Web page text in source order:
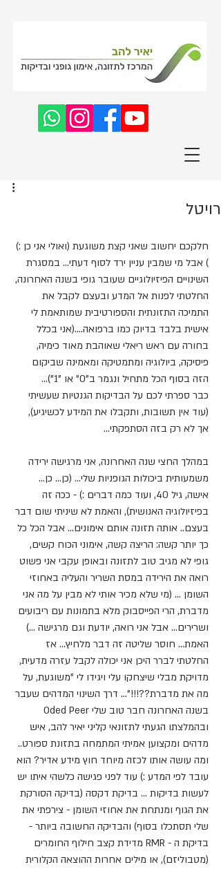
רויטל
חלקכם יחשוב שאני קצת משוגעת (ואולי אני כן :)
) אבל מי שמבין עניין ירד לסוף דעתי... במסגרת
השינויים הפיזיולוגיים שעובר גופי בשנה האחרונה,
החלטתי לפנות אל המדע ובעצם לקבל את
התמיכה התזונתית והספורטיבית שמותאמת לי
אישית בלבד בדיוק כמו ברפואה....(אני בכלל
בחורה עם ראש ריאלי שאוהבת מאוד כימיה,
פיסיקה, ביולוגיה ומתמטיקה ומאמינה שביקום
הזה בסוף הכל מתחיל ונגמר ב"0" או "1")...
כבר ספרתי לכם על הבדיקות הגנטיות שעשיתי
(עוד אין תשובות, ותקבלו את המידע לכשיגיע),
אך לא רק בזה הסתפקתי...
במהלך החצי שנה האחרונה, אני מרגישה ירידה
משמעותית ביכולות הגופניות שלי... (כן... כן...
אישה, גיל 40, ועוד כמה דברים :) - ככה זה
בפיזיולוגיה האנושית), והאמת לא שיניתי שום דבר
בעצם.. אותה תזונה אותם אימונים... אבל הכל כל
כך יותר קשה: הריצה קשה, אימוני הכוח קשים,
גופי לא מגיב טוב לתזונה ובאופן עקבי אני פשוט
רואה את הירידה במסת השריר והעליה באחוזי
השומן ... (מי שלא מכיר אותי לא מבין על מה אני
מדברת, הרי הפייסבוק מלא בתמונות עם ריבועים
ושרירים... אבל אני רואה, יודעת וגם מרגישה ...)
האמת... חוסר שליטה זה דבר מלחיץ... אז
החלטתי לברר היכן אני יכולה לקבל עזרה מדעית,
מדויקת מבלי שיצחקו עלי ויגידו לי "משוגעת, על
מה את מדברת??!!!"... דרך השינוי המדהים שעבר
ובהמלצתו הגעתי לתזונאי קליני יאיר להב, איש
מדהים ומקצוען אמיתי המתמחה בתזונת ספורט..
ומה עושה אותו לכזה מיוחד חוץ מידע אדיר? הוא
עובד לפי המדע :) עוד לפני פגישה כלשהי איתו יש
לעשות בדיקות ... בדיקת דקסה (בדיקה הסורקת
את הגוף ומנתחת את אחוזי השומן - צירפתי את
שלי תסתכלו בסוף) והבדיקה החשובה ביותר -
בדיקת ה - RMR מדידת קצב חילוף החומרים
(מטבוליזם), או מילים אחרות ההוצאה הקלורית